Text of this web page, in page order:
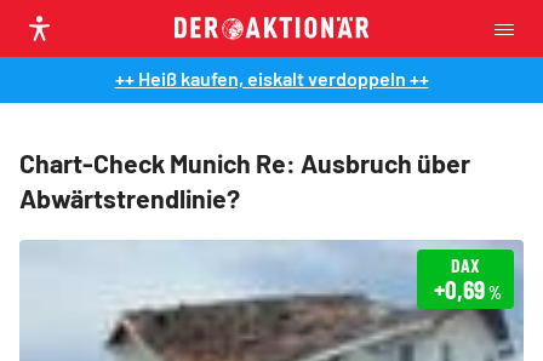
++ Heiß kaufen, eiskalt verdoppeln ++
Chart-Check Munich Re: Ausbruch über
Abwärtstrendlinie?
DAX
+0,69%